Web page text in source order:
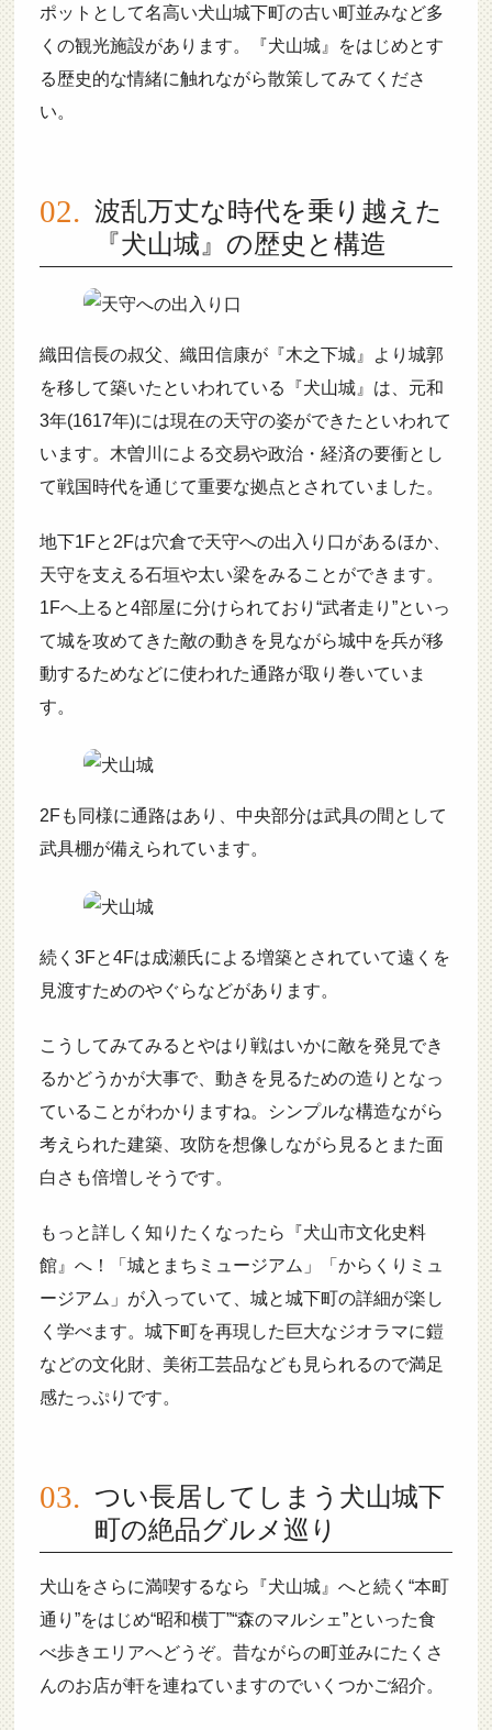
ポットとして名高い犬山城下町の古い町並みなど多
くの観光施設があります。『犬山城』をはじめとす
る歴史的な情緒に触れながら散策してみてくださ
い。
波乱万丈な時代を乗り越えた
『犬山城』の歴史と構造
織田信長の叔父、織田信康が『木之下城』より城郭
を移して築いたといわれている『犬山城』は、元和
3年(1617年)には現在の天守の姿ができたといわれて
います。木曽川による交易や政治・経済の要衝とし
て戦国時代を通じて重要な拠点とされていました。
地下1Fと2Fは穴倉で天守への出入り口があるほか、
天守を支える石垣や太い梁をみることができます。
1Fへ上ると4部屋に分けられており“武者走り”といっ
て城を攻めてきた敵の動きを見ながら城中を兵が移
動するためなどに使われた通路が取り巻いていま
す。
2Fも同様に通路はあり、中央部分は武具の間として
武具棚が備えられています。
続く3Fと4Fは成瀬氏による増築とされていて遠くを
見渡すためのやぐらなどがあります。
こうしてみてみるとやはり戦はいかに敵を発見でき
るかどうかが大事で、動きを見るための造りとなっ
ていることがわかりますね。シンプルな構造ながら
考えられた建築、攻防を想像しながら見るとまた面
白さも倍増しそうです。
もっと詳しく知りたくなったら『犬山市文化史料
館』へ！「城とまちミュージアム」「からくりミュ
ージアム」が入っていて、城と城下町の詳細が楽し
く学べます。城下町を再現した巨大なジオラマに鎧
などの文化財、美術工芸品なども見られるので満足
感たっぷりです。
つい長居してしまう犬山城下
町の絶品グルメ巡り
犬山をさらに満喫するなら『犬山城』へと続く“本町
通り”をはじめ“昭和横丁”“森のマルシェ”といった食
べ歩きエリアへどうぞ。昔ながらの町並みにたくさ
んのお店が軒を連ねていますのでいくつかご紹介。